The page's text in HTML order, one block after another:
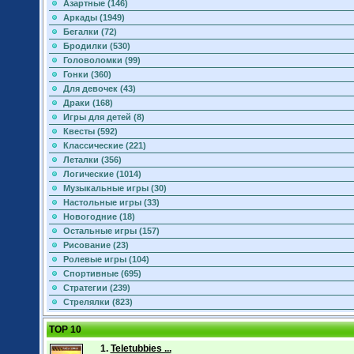
Азартные (146)
Аркады (1949)
Бегалки (72)
Бродилки (530)
Головоломки (99)
Гонки (360)
Для девочек (43)
Драки (168)
Игры для детей (8)
Квесты (592)
Классические (221)
Леталки (356)
Логические (1014)
Музыкальные игры (30)
Настольные игры (33)
Новогодние (18)
Остальные игры (157)
Рисование (23)
Ролевые игры (104)
Спортивные (695)
Стратегии (239)
Стрелялки (823)
TOP 10
1. Teletubbies ...